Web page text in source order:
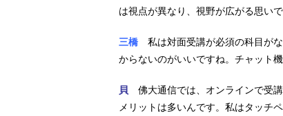
は視点が異なり、視野が広がる思い
三橋 私は対面受講が必須の科目が
からないのがいいですね。チャット
貝 佛大通信では、オンラインで受
メリットは多いんです。私はタッチ